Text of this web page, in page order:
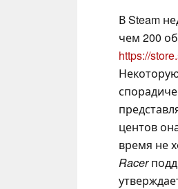
В Steam
чем 200
https://
центов
время не
Racer